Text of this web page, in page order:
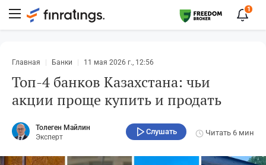
1
Главная Банки 11 мая 2026 г., 12:56
Топ-4 банков Казахстана: чьи
акции проще купить и продать
Толеген Майлин
Эксперт
Слушать Читать 6 мин